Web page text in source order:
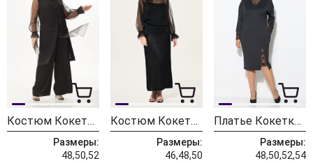
Костюм Кокетка и К 1098 черный
Размеры:
48,50,52
Костюм Кокетка и К 1097 черный
Размеры:
46,48,50
Платье Кокетка и К 1093 черный
Размеры:
48,50,52,54